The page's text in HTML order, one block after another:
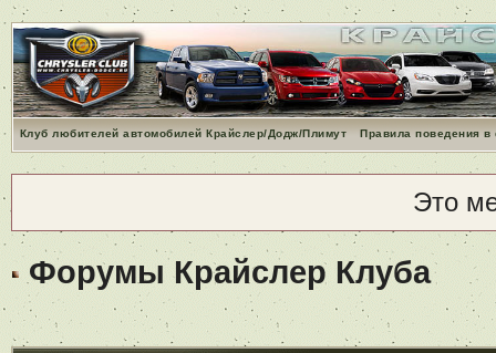
Клуб любителей автомобилей Крайслер/Додж/Плимут Правила поведения
Это
Форумы Крайслер Клуба